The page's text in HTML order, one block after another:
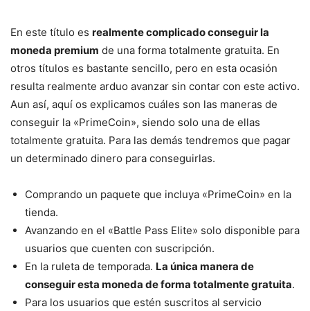
En este título es realmente complicado conseguir la
moneda premium de una forma totalmente gratuita. En
otros títulos es bastante sencillo, pero en esta ocasión
resulta realmente arduo avanzar sin contar con este activo.
Aun así, aquí os explicamos cuáles son las maneras de
conseguir la «PrimeCoin», siendo solo una de ellas
totalmente gratuita. Para las demás tendremos que pagar
un determinado dinero para conseguirlas.
Comprando un paquete que incluya «PrimeCoin» en la
tienda.
Avanzando en el «Battle Pass Elite» solo disponible para
usuarios que cuenten con suscripción.
En la ruleta de temporada. La única manera de
conseguir esta moneda de forma totalmente gratuita.
Para los usuarios que estén suscritos al servicio